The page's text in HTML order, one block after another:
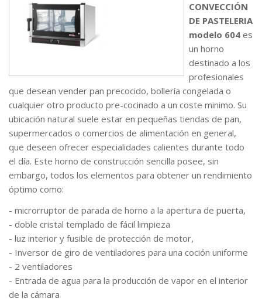
CONVECCIÓN
DE PASTELERIA
modelo 604 es
un horno
destinado a los
profesionales
que desean vender pan precocido, bollería congelada o
cualquier otro producto pre-cocinado a un coste minimo. Su
ubicación natural suele estar en pequeñas tiendas de pan,
supermercados o comercios de alimentación en general,
que deseen ofrecer especialidades calientes durante todo
el día. Este horno de construcción sencilla posee, sin
embargo, todos los elementos para obtener un rendimiento
óptimo como:
- microrruptor de parada de horno a la apertura de puerta,
- doble cristal templado de fácil limpieza
- luz interior y fusible de protección de motor,
- Inversor de giro de ventiladores para una coción uniforme
- 2 ventiladores
- Entrada de agua para la producción de vapor en el interior
de la cámara